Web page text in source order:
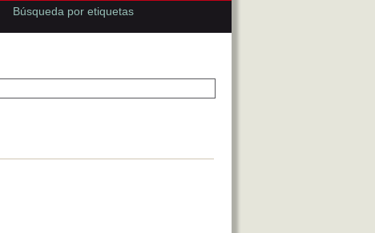
Búsqueda por etiquetas